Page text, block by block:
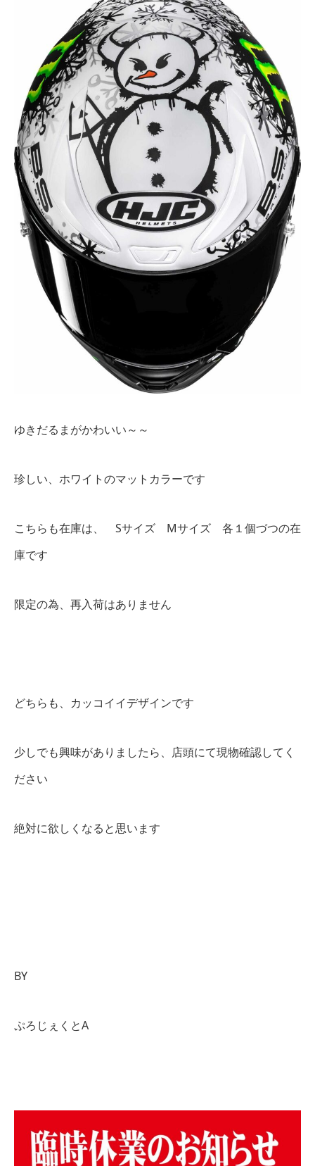
ゆきだるまがかわいい～～
珍しい、ホワイトのマットカラーです
こちらも在庫は、 Sサイズ Mサイズ 各１個づつの在
庫です
限定の為、再入荷はありません
どちらも、カッコイイデザインです
少しでも興味がありましたら、店頭にて現物確認してく
ださい
絶対に欲しくなると思います
BY
ぷろじぇくとA